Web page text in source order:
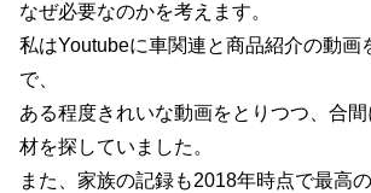
なぜ必要なのかを考えます。
私はYoutubeに車関連と商品紹介の動画
で、
ある程度きれいな動画をとりつつ、合
材を探していました。
また、家族の記録も2018年時点で最高